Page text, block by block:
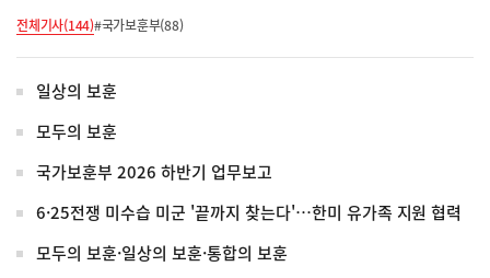
전체기사(144)#국가보훈부(88)
일상의 보훈
모두의 보훈
국가보훈부 2026 하반기 업무보고
6·25전쟁 미수습 미군 '끝까지 찾는다'…한미 유가족 지원 협력
모두의 보훈·일상의 보훈·통합의 보훈